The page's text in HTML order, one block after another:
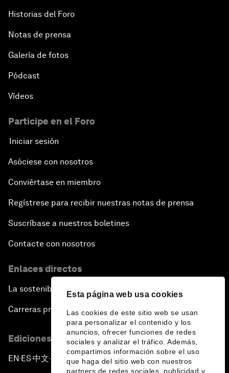
Esta página web usa cookies
Las cookies de este sitio web se usan
para personalizar el contenido y los
anuncios, ofrecer funciones de redes
sociales y analizar el tráfico. Además,
compartimos información sobre el uso
que haga del sitio web con nuestros
partners de redes sociales, publicidad y
Historias del Foro
Notas de prensa
Galería de fotos
Pódcast
Vídeos
Participe en el Foro
Iniciar sesión
Asóciese con nosotros
Conviértase en miembro
Regístrese para recibir nuestras notas de prensa
Suscríbase a nuestros boletines
Contacte con nosotros
Enlaces directos
La sostenibilidad en el Foro
Carreras profesionales
Ediciones en otros idiomas
EN ▪ES▪中文▪ 日本語